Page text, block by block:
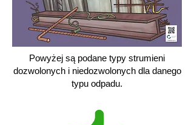
Powyżej są podane typy strumieni
dozwolonych i niedozwolonych dla danego
typu odpadu.